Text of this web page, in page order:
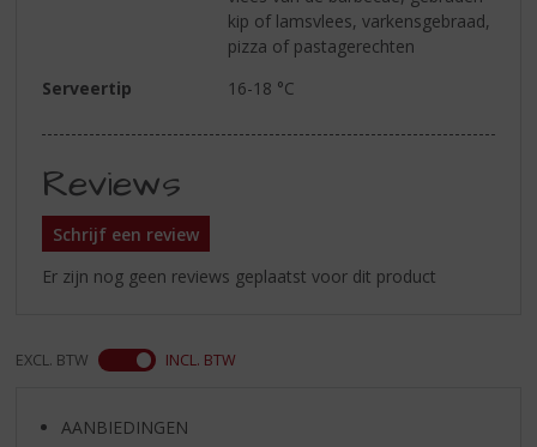
kip of lamsvlees, varkensgebraad,
pizza of pastagerechten
Serveertip
16-18 °C
Reviews
Schrijf een review
Er zijn nog geen reviews geplaatst voor dit product
EXCL. BTW INCL. BTW
AANBIEDINGEN